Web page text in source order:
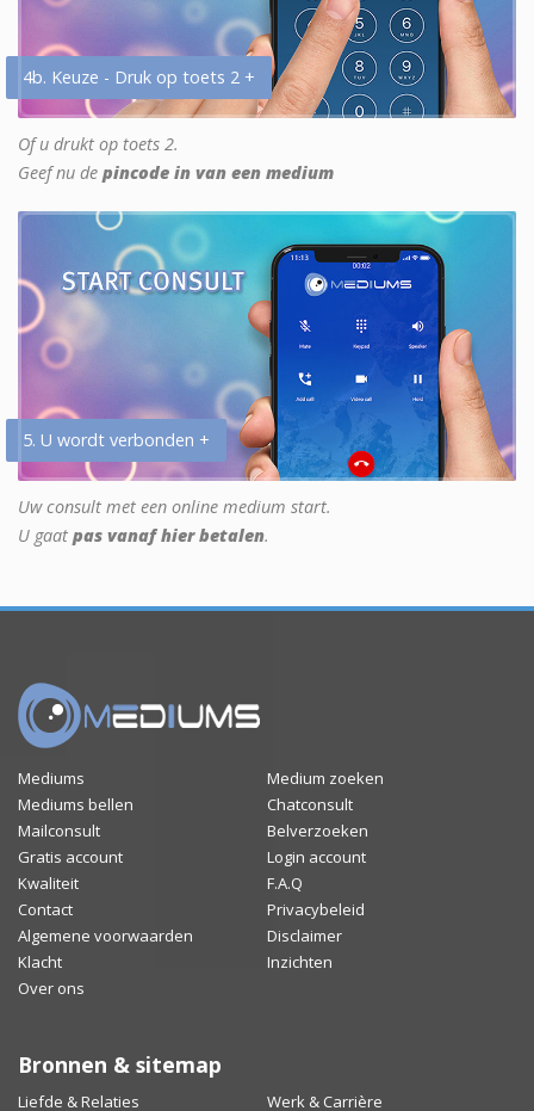
4b. Keuze - Druk op toets 2 +
Of u drukt op toets 2.
Geef nu de pincode in van een medium
5. U wordt verbonden +
Uw consult met een online medium start.
U gaat pas vanaf hier betalen.
Mediums
Medium zoeken
Mediums bellen
Chatconsult
Mailconsult
Belverzoeken
Gratis account
Login account
Kwaliteit
F.A.Q
Contact
Privacybeleid
Algemene voorwaarden
Disclaimer
Klacht
Inzichten
Over ons
Bronnen & sitemap
Liefde & Relaties Werk & Carrière